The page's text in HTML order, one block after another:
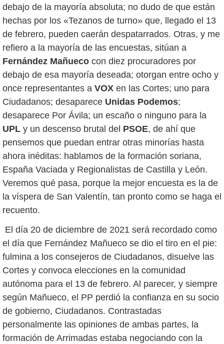
debajo de la mayoría absoluta; no dudo de que están
hechas por los «Tezanos de turno» que, llegado el 13
de febrero, pueden caerán despatarrados. Otras, y me
refiero a la mayoría de las encuestas, sitúan a
Fernández Mañueco con diez procuradores por
debajo de esa mayoría deseada; otorgan entre ocho y
once representantes a VOX en las Cortes; uno para
Ciudadanos; desaparece Unidas Podemos;
desaparece Por Ávila; un escaño o ninguno para la
UPL y un descenso brutal del PSOE, de ahí que
pensemos que puedan entrar otras minorías hasta
ahora inéditas: hablamos de la formación soriana,
España Vaciada y Regionalistas de Castilla y León.
Veremos qué pasa, porque la mejor encuesta es la de
la víspera de San Valentín, tan pronto como se haga el
recuento.
El día 20 de diciembre de 2021 será recordado como
el día que Fernández Mañueco se dio el tiro en el pie:
fulmina a los consejeros de Ciudadanos, disuelve las
Cortes y convoca elecciones en la comunidad
autónoma para el 13 de febrero. Al parecer, y siempre
según Mañueco, el PP perdió la confianza en su socio
de gobierno, Ciudadanos. Contrastadas
personalmente las opiniones de ambas partes, la
formación de Arrimadas estaba negociando con la